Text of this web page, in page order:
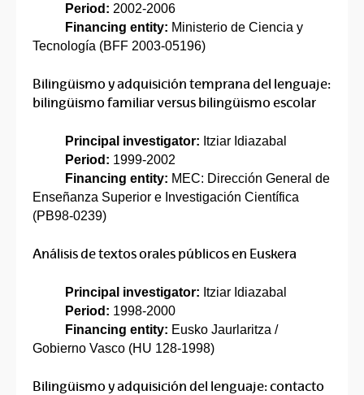
Period: 2002-2006
Financing entity: Ministerio de Ciencia y
Tecnología (BFF 2003-05196)
Bilingüismo y adquisición temprana del lenguaje:
bilingüismo familiar versus bilingüismo escolar
Principal investigator: Itziar Idiazabal
Period: 1999-2002
Financing entity: MEC: Dirección General de
Enseñanza Superior e Investigación Científica
(PB98-0239)
Análisis de textos orales públicos en Euskera
Principal investigator: Itziar Idiazabal
Period: 1998-2000
Financing entity: Eusko Jaurlaritza /
Gobierno Vasco (HU 128-1998)
Bilingüismo y adquisición del lenguaje: contacto